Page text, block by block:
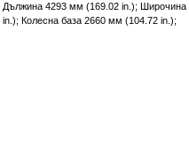
Дължина 4293 мм (169.02 in.);
in.); Колесна база 2660 мм (104.72 in.);